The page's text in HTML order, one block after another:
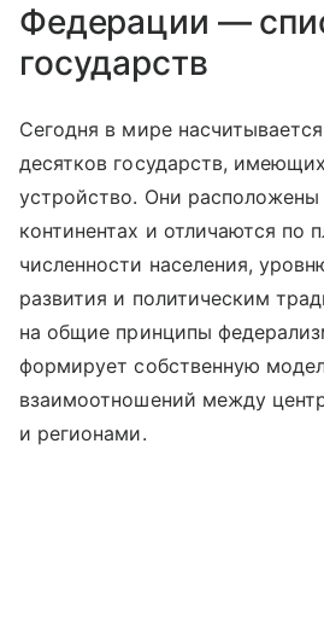
Федерации —
государств
Сегодня в мире
десятков государств,
устройство. Они расположены
континентах и отличаются по
численности населения,
развития и политическим
на общие принципы
формирует собственную
взаимоотношений между
и регионами.